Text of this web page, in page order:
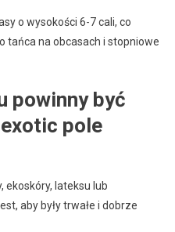
o wysokości 6-7 cali, co
tańca na obcasach i stopniowe
powinny być
pole
ekoskóry, lateksu lub
aby były trwałe i dobrze